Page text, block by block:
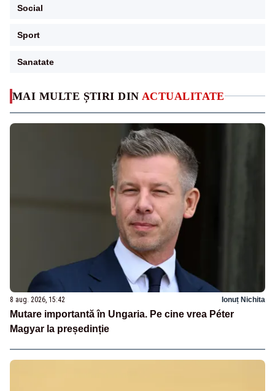
MAI MULTE ȘTIRI DIN ACTUALITATE
8 aug. 2026, 15:42 Ionuț Nichita
Mutare importantă în Ungaria. Pe cine vrea Péter
Magyar la președinție
Social
Sport
Sanatate